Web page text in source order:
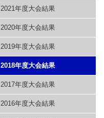
2021年度大会結果
2020年度大会結果
2019年度大会結果
2018年度大会結果
2017年度大会結果
2016年度大会結果